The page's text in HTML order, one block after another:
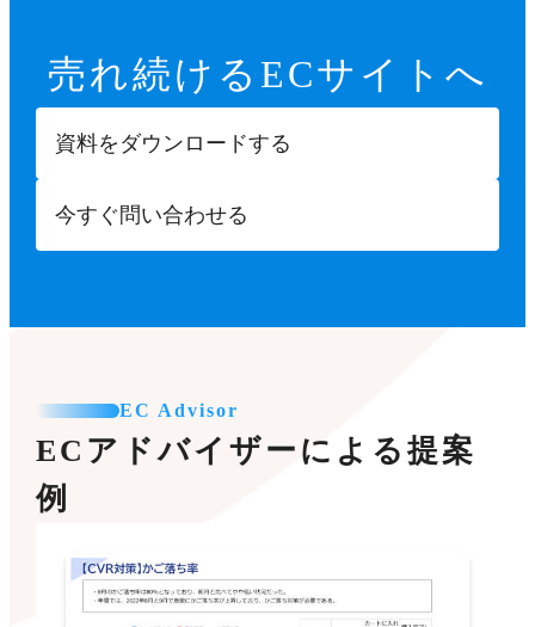
売れ続ける ECサイトへ
資料をダウンロードする
今すぐ問い合わせる
EC Advisor
ECアドバイザーによる提案
例